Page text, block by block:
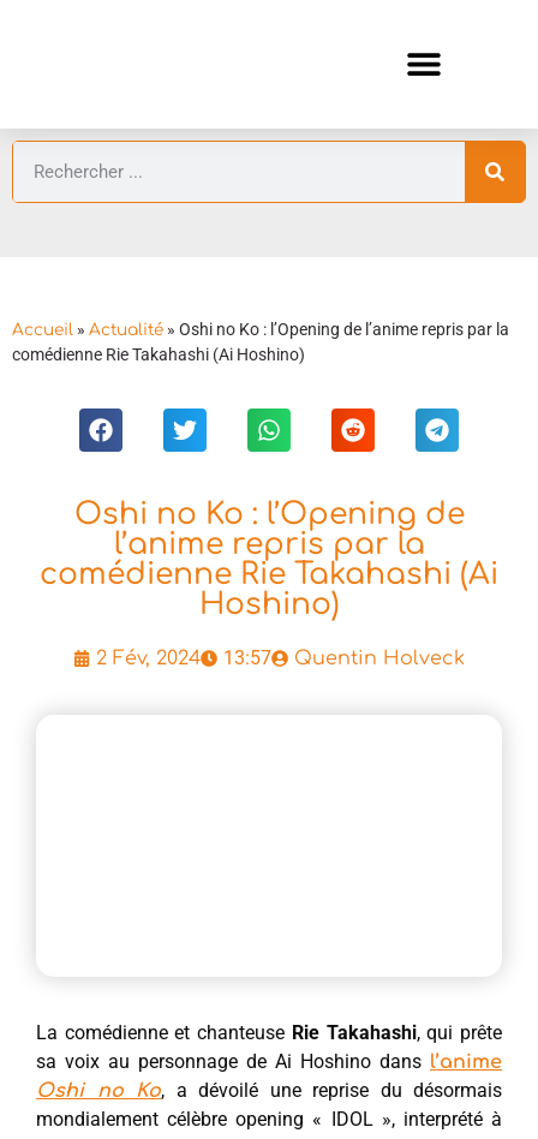
Accueil » Actualité » Oshi no Ko : l’Opening de l’anime repris par la
comédienne Rie Takahashi (Ai Hoshino)
Oshi no Ko : l’Opening de
l’anime repris par la
comédienne Rie Takahashi (Ai
Hoshino)
2 Fév, 2024 13:57 Quentin Holveck
La comédienne et chanteuse Rie Takahashi, qui prête
sa voix au personnage de Ai Hoshino dans l’anime
Oshi no Ko, a dévoilé une reprise du désormais
mondialement célèbre opening « IDOL », interprété à